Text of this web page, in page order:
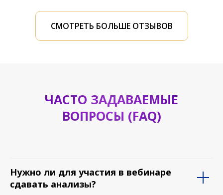
СМОТРЕТЬ БОЛЬШЕ ОТЗЫВОВ
«Получила инструменты, которые
помогли быстро снять боль и спазм при
ЧАСТО ЗАДАВАЕМЫЕ
ВОПРОСЫ (FAQ)
Нужно ли для участия в вебинаре
сдавать анализы?